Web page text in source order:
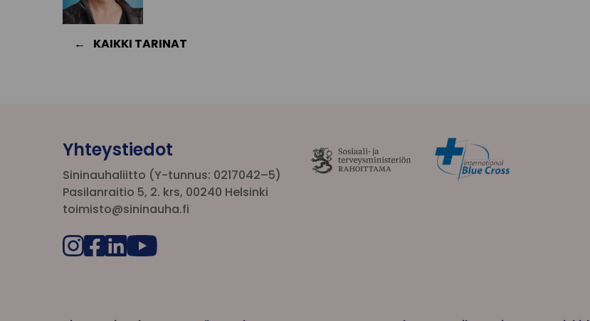
KAIKKI TARINAT
Yhteystiedot
Sininauhaliitto (Y-tunnus: 0217042–5)
Pasilanraitio 5, 2. krs, 00240 Helsinki
toimisto@sininauha.fi